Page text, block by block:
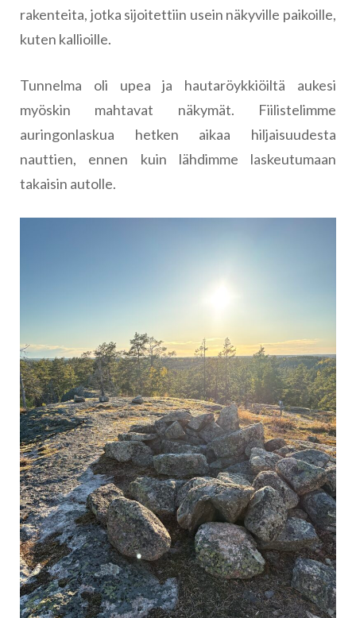
rakenteita, jotka sijoitettiin usein näkyville paikoille,
kuten kallioille.
Tunnelma oli upea ja hautaröykkiöiltä aukesi
myöskin mahtavat näkymät. Fiilistelimme
auringonlaskua hetken aikaa hiljaisuudesta
nauttien, ennen kuin lähdimme laskeutumaan
takaisin autolle.